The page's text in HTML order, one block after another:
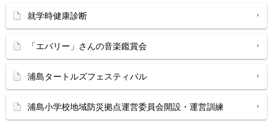
就学時健康診断
「エバリー」さんの音楽鑑賞会
浦島タートルズフェスティバル
浦島小学校地域防災拠点運営委員会開設・運営訓練